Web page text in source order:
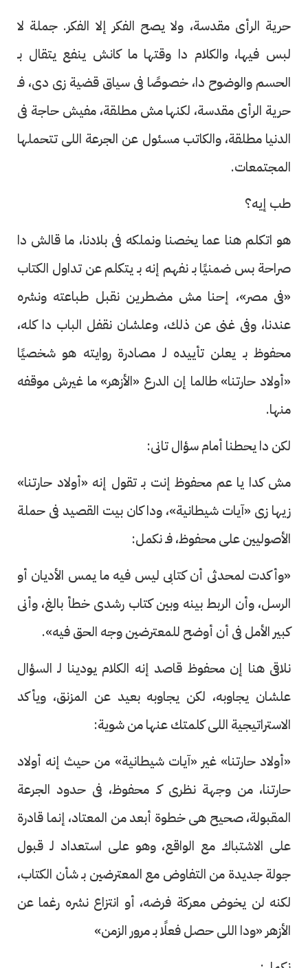
حرية الرأى مقدسة، ولا يصح الفكر إلا الفكر. جملة لا
لبس فيها، والكلام دا وقتها ما كانش ينفع يتقال بـ
الحسم والوضوح دا، خصوصًا فى سياق قضية زى دى، فـ
حرية الرأى مقدسة، لكنها مش مطلقة، مفيش حاجة فى
الدنيا مطلقة، والكاتب مسئول عن الجرعة اللى تتحملها
المجتمعات.
طب إيه؟
هو اتكلم هنا عما يخصنا ونملكه فى بلادنا، ما قالش دا
صراحة بس ضمنيًا بـ نفهم إنه بـ يتكلم عن تداول الكتاب
«فى مصر»، إحنا مش مضطرين نقبل طباعته ونشره
عندنا، وفى غنى عن ذلك، وعلشان نقفل الباب دا كله،
محفوظ بـ يعلن تأييده لـ مصادرة روايته هو شخصيًا
«أولاد حارتنا» طالما إن الدرع «الأزهر» ما غيرش موقفه
منها.
لكن دا يحطنا أمام سؤال تانى:
مش كدا يا عم محفوظ إنت بـ تقول إنه «أولاد حارتنا»
زيها زى «آيات شيطانية»، ودا كان بيت القصيد فى حملة
الأصوليين على محفوظ، فـ نكمل:
«وأكدت لمحدثى أن كتابى ليس فيه ما يمس الأديان أو
الرسل، وأن الربط بينه وبين كتاب رشدى خطأ بالغ، وأنى
كبير الأمل فى أن أوضح للمعترضين وجه الحق فيه».
نلاقى هنا إن محفوظ قاصد إنه الكلام يودينا لـ السؤال
علشان يجاوبه، لكن يجاوبه بعيد عن المزنق، ويأكد
الاستراتيجية اللى كلمتك عنها من شوية:
«أولاد حارتنا» غير «آيات شيطانية» من حيث إنه أولاد
حارتنا، من وجهة نظرى كـ محفوظ، فى حدود الجرعة
المقبولة، صحيح هى خطوة أبعد من المعتاد، إنما قادرة
على الاشتباك مع الواقع، وهو على استعداد لـ قبول
جولة جديدة من التفاوض مع المعترضين بـ شأن الكتاب،
لكنه لن يخوض معركة فرضه، أو انتزاع نشره رغما عن
الأزهر «ودا اللى حصل فعلًا بـ مرور الزمن»